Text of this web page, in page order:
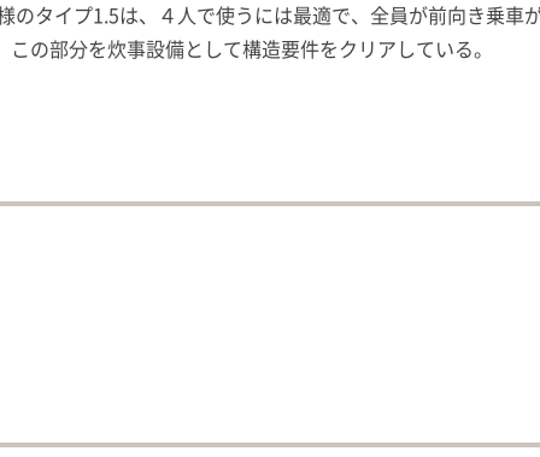
タイプ1.5は、４人で使うには最適で、全員が前向き乗車
の部分を炊事設備として構造要件をクリアしている。